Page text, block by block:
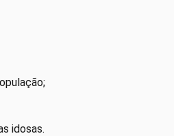
idosas.